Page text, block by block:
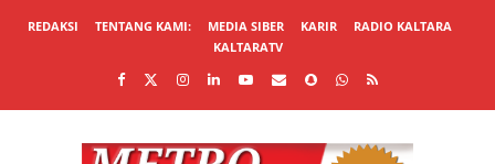
REDAKSI TENTANG KAMI: MEDIA SIBER KARIR
RADIO KALTARA
KALTARATV